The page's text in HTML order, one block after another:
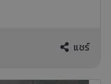
แชร์